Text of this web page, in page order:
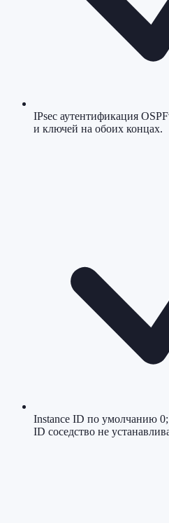
IPsec аутентификация
и ключей на обоих концах.
Instance ID по умолчанию 0;
ID соседство не